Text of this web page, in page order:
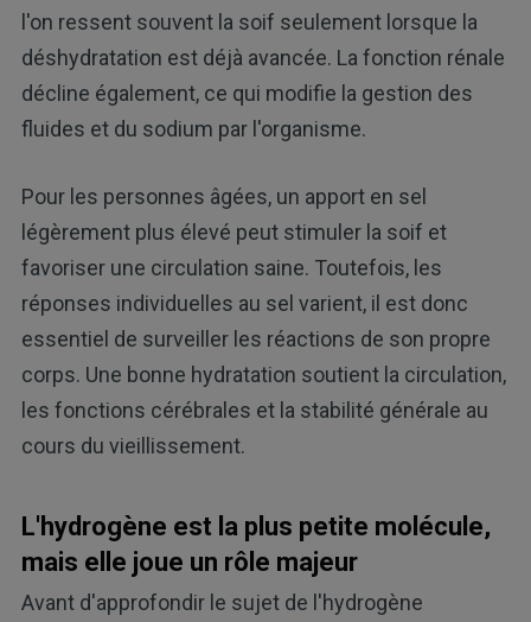
l'on ressent souvent la soif seulement lorsque la
déshydratation est déjà avancée. La fonction rénale
décline également, ce qui modifie la gestion des
fluides et du sodium par l'organisme.
Pour les personnes âgées, un apport en sel
légèrement plus élevé peut stimuler la soif et
favoriser une circulation saine. Toutefois, les
réponses individuelles au sel varient, il est donc
essentiel de surveiller les réactions de son propre
corps. Une bonne hydratation soutient la circulation,
les fonctions cérébrales et la stabilité générale au
cours du vieillissement.
L'hydrogène est la plus petite molécule,
mais elle joue un rôle majeur
Avant d'approfondir le sujet de l'hydrogène